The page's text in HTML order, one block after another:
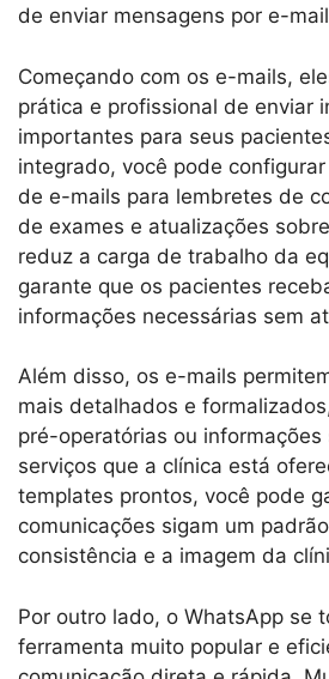
de enviar mensagens por e-
Começando com os e-mails,
prática e profissional de enviar
importantes para seus
integrado, você pode
de e-mails para lembretes de
de exames e atualizações
reduz a carga de trabalho da
garante que os pacientes
informações necessárias sem
Além disso, os e-mails
mais detalhados e
pré-operatórias ou informações
serviços que a clínica está
templates prontos, você pode
comunicações sigam um
consistência e a imagem da
Por outro lado, o WhatsApp se
ferramenta muito popular e